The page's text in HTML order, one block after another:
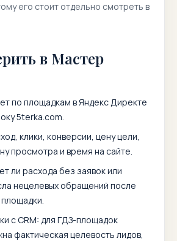
его стоит отдельно смотреть в
в Мастер
по площадкам в Яндекс Директе
5terka.com.
клики, конверсии, цену цели,
просмотра и время на сайте.
ли расхода без заявок или
нецелевых обращений после
площадки.
с CRM: для ГДЗ-площадок
фактическая целевость лидов,